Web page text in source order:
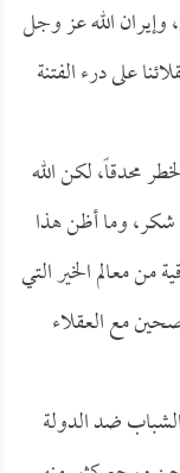
وإيران الله عز وجل
على درء الفتنة
محدقاً، لكن الله
شكر، وما أظن هذا
من معالم الخير التي
مع العقلاء
ضد الدولة